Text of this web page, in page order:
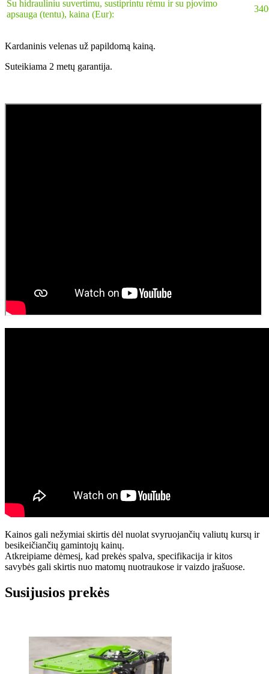
Su hidrauliniu suvertimu, sustiprintu rėmu ir su pjovimo
apsauga (tentu), kaina (Eur):
Kardaninis velenas už papildomą kainą.
Suteikiama 2 metų garantija.
Kainos gali nežymiai skirtis dėl nuolat svyruojančių valiutų kursų ir
besikeičiančių gamintojų kainų.
Atkreipiame dėmesį, kad prekės spalva, specifikacija ir kitos
savybės gali skirtis nuo matomų nuotraukose ir vaizdo įrašuose.
Susijusios prekės